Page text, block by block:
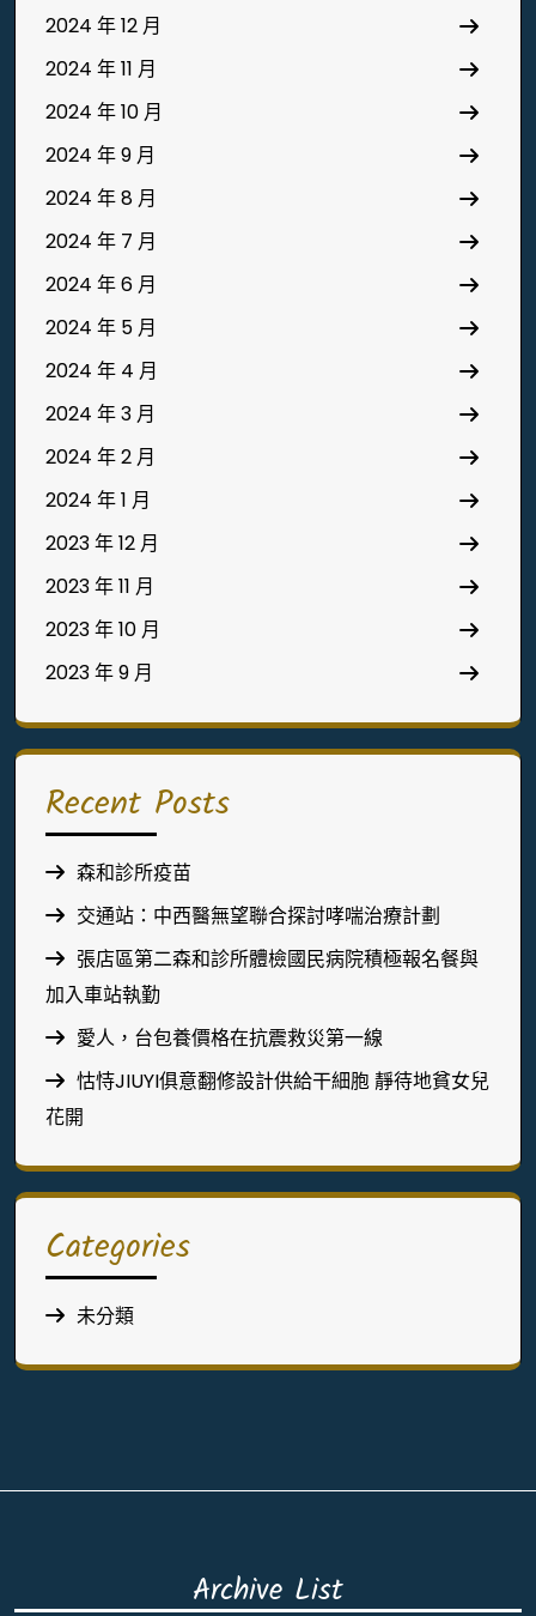
2024 年 12 月
2024 年 11 月
2024 年 10 月
2024 年 9 月
2024 年 8 月
2024 年 7 月
2024 年 6 月
2024 年 5 月
2024 年 4 月
2024 年 3 月
2024 年 2 月
2024 年 1 月
2023 年 12 月
2023 年 11 月
2023 年 10 月
2023 年 9 月
Recent Posts
森和診所疫苗
交通站：中西醫無望聯合探討哮喘治療計劃
張店區第二森和診所體檢國民病院積極報名餐與
加入車站執勤
愛人，台包養價格在抗震救災第一線
怙恃JIUYI俱意翻修設計供給干細胞 靜待地貧女兒
花開
Categories
未分類
Archive List